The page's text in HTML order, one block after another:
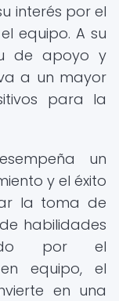
interés por el
equipo. A su
de apoyo y
a un mayor
para la
un
y el éxito
la toma de
habilidades
por el
equipo, el
en una